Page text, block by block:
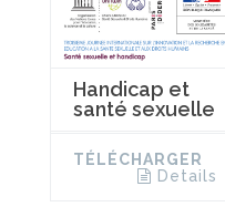
Handicap et
santé sexuelle
TÉLÉCHARGER
Details